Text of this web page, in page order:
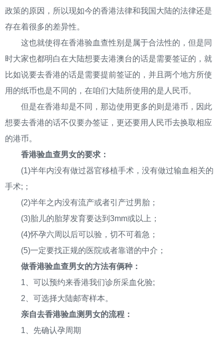
政策的原因，所以现如今的香港法律和我国大陆的法律还是
存在着很多的差异性。
这也就使得在香港验血查性别是属于合法性的，但是同
时大家也都明白在大陆想要去港澳台的话是需要签证的，就
比如说要去香港的话是需要提前签证的，并且两个地方所使
用的纸币也是不同的，在咱们大陆所使用的是人民币。
但是在香港却是不同，那边使用更多的则是港币，因此
想要去香港的话不仅要办签证，更还要用人民币去换取相应
的港币。
香港验血查男女的要求：
(1)半年内没有做过器官移植手术，没有做过输血相关的
手术;；
(2)半年之内没有流产或者引产过男胎；
(3)胎儿的胎芽发育要达到3mm或以上；
(4)怀孕六周以后可以验，切不可着急；
(5)一定要找正规的医院或者靠谱的中介；
做香港验血查男女的方法有俩种：
1、可以预约来香港我们诊所采血化验;
2、可选择大陆邮寄样本。
亲自去香港验血测男女的流程：
1、先确认孕周期